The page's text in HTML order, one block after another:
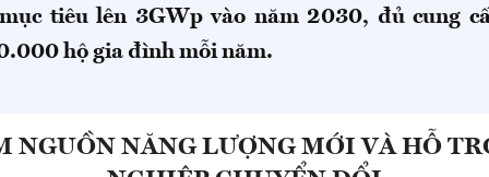
tiêu lên 3GWp vào năm 2030, đủ cung
hộ gia đình mỗi năm.
NGUỒN NĂNG LƯỢNG MỚI VÀ HỖ